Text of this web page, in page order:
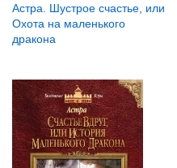
Астра. Шустрое счастье, или
Охота на маленького
дракона